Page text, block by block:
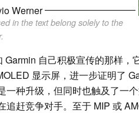
Werner
in the text belong solely to the
Garmin 自己积极宣传的那样，
显示屏，进一步证明了
一种升级，但同时也触及了一
追赶竞争对手。至于 MIP 或